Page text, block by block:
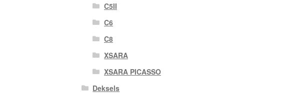
C5II
C6
C8
XSARA
XSARA PICASSO
Deksels